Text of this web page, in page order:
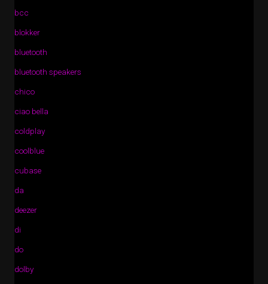
bcc
blokker
bluetooth
bluetooth speakers
chico
ciao bella
coldplay
coolblue
cubase
da
deezer
di
do
dolby